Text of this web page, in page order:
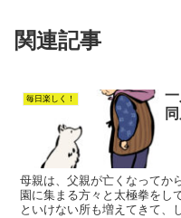
関連記事
毎日楽しく！
母親は、父親が亡くなってか
園に集まる方々と太極拳をし
といけない所も増えてきて、